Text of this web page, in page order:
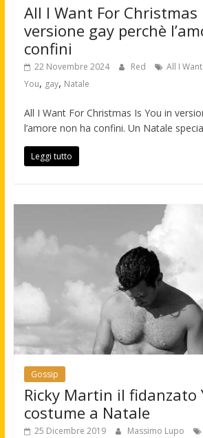
All I Want For Christmas
versione gay perchè
confini
22 Novembre 2024 Red
All I
You, gay, Natale
All I Want For Christmas Is You in
l’amore non ha confini. Un Natale
Leggi tutto
Gossip
Ricky Martin il fidanzato
costume a Natale
25 Dicembre 2019 Massimo Lupo